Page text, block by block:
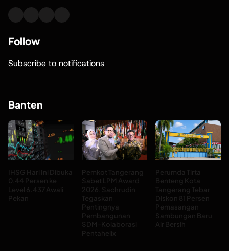
Follow
Subscribe to notifications
Banten
IHSG Hari Ini Dibuka
0,44 Persen ke
Level 6.437 Awali
Pekan
Pemkot Tangerang
Sabet LPM Award
2026, Sachrudin
Tegaskan
Pentingnya
Pembangunan
SDM-Kolaborasi
Pentahelix
Perumda Tirta
Benteng Kota
Tangerang Tebar
Diskon 81 Persen
Pemasangan
Sambungan Baru
Air Bersih